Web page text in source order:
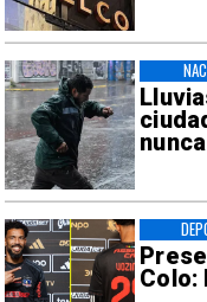
Colo: